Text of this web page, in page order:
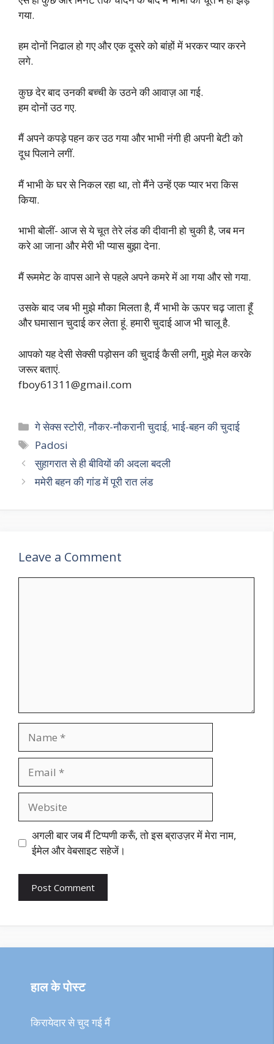
गया.
हम दोनों निढाल हो गए और एक दूसरे को बांहों में भरकर प्यार करने
लगे.
कुछ देर बाद उनकी बच्ची के उठने की आवाज़ आ गई.
हम दोनों उठ गए.
मैं अपने कपड़े पहन कर उठ गया और भाभी नंगी ही अपनी बेटी को
दूध पिलाने लगीं.
मैं भाभी के घर से निकल रहा था, तो मैंने उन्हें एक प्यार भरा किस
किया.
भाभी बोलीं- आज से ये चूत तेरे लंड की दीवानी हो चुकी है, जब मन
करे आ जाना और मेरी भी प्यास बुझा देना.
मैं रूममेट के वापस आने से पहले अपने कमरे में आ गया और सो गया.
उसके बाद जब भी मुझे मौका मिलता है, मैं भाभी के ऊपर चढ़ जाता हूँ
और घमासान चुदाई कर लेता हूं. हमारी चुदाई आज भी चालू है.
आपको यह देसी सेक्सी पड़ोसन की चुदाई कैसी लगी, मुझे मेल करके
जरूर बताएं.
fboy61311@gmail.com
Categories
गे सेक्स स्टोरी,नौकर-नौकरानी चुदाई,भाई-बहन की चुदाई
Tags
Padosi
सुहागरात से ही बीवियों की अदला बदली
ममेरी बहन की गांड में पूरी रात लंड
Leave a Comment
अगली बार जब मैं टिप्पणी करूँ, तो इस ब्राउज़र में मेरा नाम,
ईमेल और वेबसाइट सहेजें।
हाल के पोस्ट
किरायेदार से चुद गई मैं